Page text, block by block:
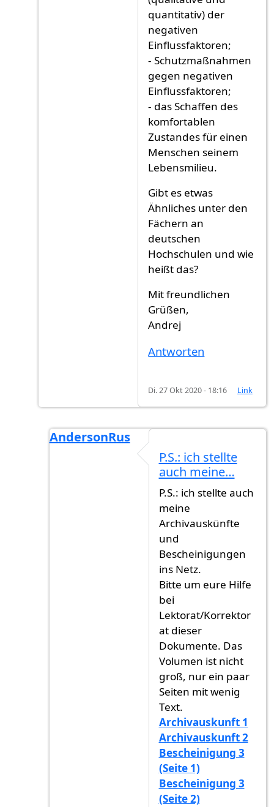
quantitativ) der
negativen
Einflussfaktoren;
- Schutzmaßnahmen
gegen negativen
Einflussfaktoren;
- das Schaffen des
komfortablen
Zustandes für einen
Menschen seinem
Lebensmilieu.
Gibt es etwas
Ähnliches unter den
Fächern an
deutschen
Hochschulen und wie
heißt das?
Mit freundlichen
Grüßen,
Andrej
Antworten
Di. 27 Okt 2020 - 18:16 Link
AndersonRus
Vielen Dank an dir, ein…
P.S.: ich stellte
auch meine…
P.S.: ich stellte auch
meine
Archivauskünfte
und
Bescheinigungen
ins Netz.
Bitte um eure Hilfe
bei
Lektorat/Korrektor
at dieser
Dokumente. Das
Volumen ist nicht
groß, nur ein paar
Seiten mit wenig
Text.
Archivauskunft 1
Archivauskunft 2
Bescheinigung 3
(Seite 1)
Bescheinigung 3
(Seite 2)